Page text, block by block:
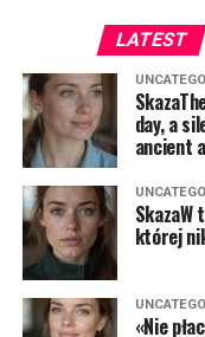
LATEST
day, a
ancient
SkazaW
której
«Nie